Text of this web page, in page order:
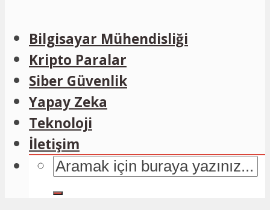
Bilgisayar Mühendisliği
Kripto Paralar
Siber Güvenlik
Yapay Zeka
Teknoloji
İletişim